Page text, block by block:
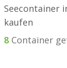
Seecontainer
kaufen
8 Container